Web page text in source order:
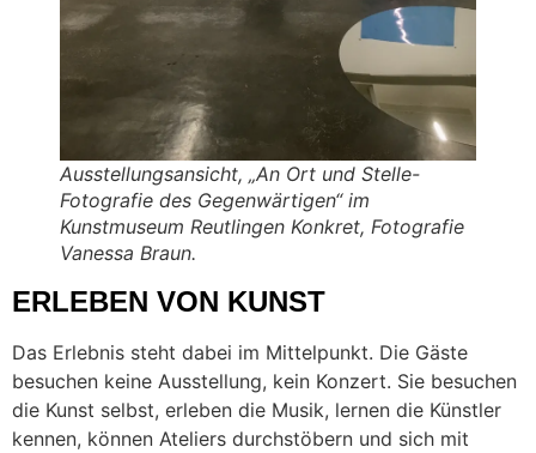
Ausstellungsansicht, „An Ort und Stelle-
Fotografie des Gegenwärtigen“ im
Kunstmuseum Reutlingen Konkret, Fotografie
Vanessa Braun.
ERLEBEN VON KUNST
Das Erlebnis steht dabei im Mittelpunkt. Die Gäste
besuchen keine Ausstellung, kein Konzert. Sie besuchen
die Kunst selbst, erleben die Musik, lernen die Künstler
kennen, können Ateliers durchstöbern und sich mit